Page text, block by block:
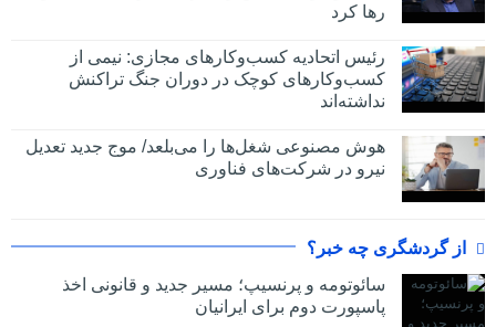
رها کرد
رئیس اتحادیه کسب‌وکارهای مجازی: نیمی از
کسب‌وکارهای کوچک در دوران جنگ‌ تراکنش
نداشته‌اند
هوش مصنوعی شغل‌ها را می‌بلعد/ موج جدید تعدیل
نیرو در شرکت‌های فناوری
از گردشگری چه خبر؟
سائوتومه و پرنسیپ؛ مسیر جدید و قانونی اخذ
پاسپورت دوم برای ایرانیان